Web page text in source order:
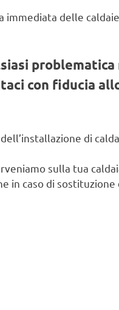
immediata delle
con fiducia
di
sulla tua
in caso di sostituzione